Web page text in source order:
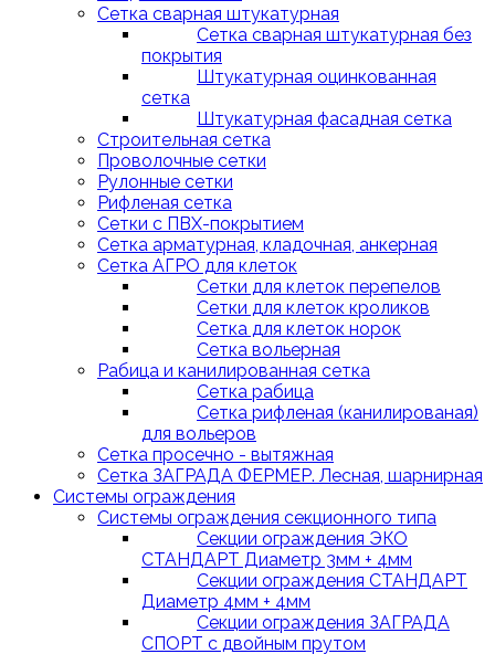
Сетка сварная штукатурная
Сетка сварная штукатурная без
покрытия
Штукатурная оцинкованная
сетка
Штукатурная фасадная сетка
Строительная сетка
Проволочные сетки
Рулонные сетки
Рифленая сетка
Сетки с ПВХ-покрытием
Сетка арматурная, кладочная, анкерная
Сетка АГРО для клеток
Сетки для клеток перепелов
Сетки для клеток кроликов
Сетка для клеток норок
Сетка вольерная
Рабица и канилированная сетка
Сетка рабица
Сетка рифленая (канилированая)
для вольеров
Сетка просечно - вытяжная
Сетка ЗАГРАДА ФЕРМЕР. Лесная, шарнирная
Системы ограждения
Системы ограждения секционного типа
Секции ограждения ЭКО
СТАНДАРТ Диаметр 3мм + 4мм
Секции ограждения СТАНДАРТ
Диаметр 4мм + 4мм
Секции ограждения ЗАГРАДА
СПОРТ с двойным прутом